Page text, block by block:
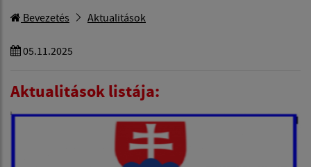
Bevezetés Aktualitások
05.11.2025
Aktualitások listája: